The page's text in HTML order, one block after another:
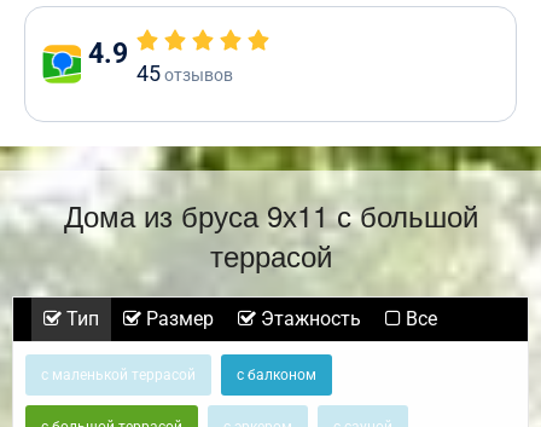
4.9
45отзывов
Дома из бруса 9х11 с большой
террасой
Тип Размер Этажность Все
с маленькой террасой с балконом